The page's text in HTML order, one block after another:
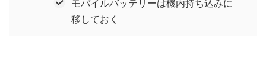
モバイルバッテリーは機内持ち込みに
移しておく